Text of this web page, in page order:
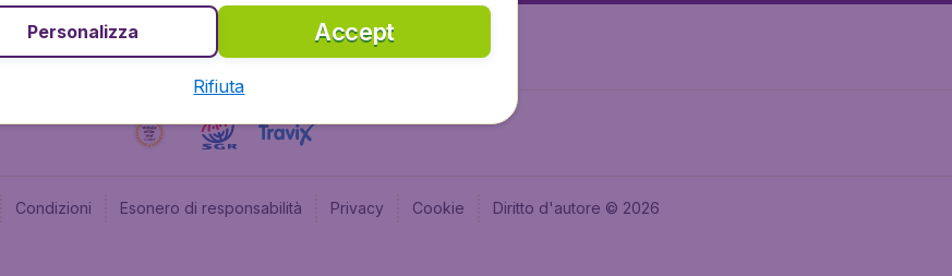
Condizioni Esonero di responsabilità Privacy Cookie Diritto d'autore © 2026
Accept
Personalizza
Rifiuta